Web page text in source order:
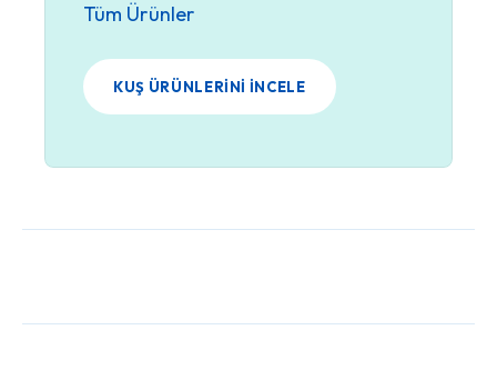
Tüm Ürünler
KUŞ ÜRÜNLERINI İNCELE